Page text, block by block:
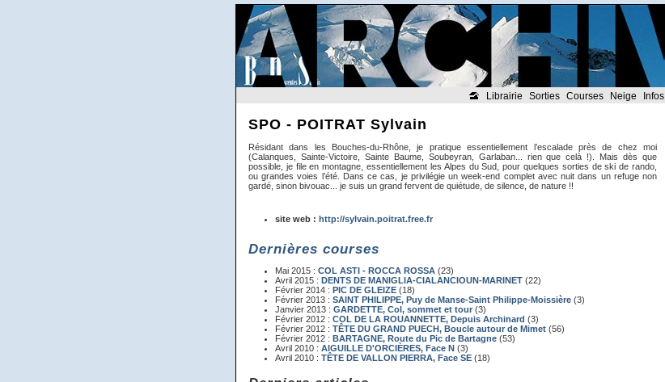
Librairie Sorties Courses Neige Infos
SPO - POITRAT Sylvain
Résidant dans les Bouches-du-Rhône, je pratique essentiellement l’escalade près de chez moi
(Calanques, Sainte-Victoire, Sainte Baume, Soubeyran, Garlaban... rien que celà !). Mais dès que
possible, je file en montagne, essentiellement les Alpes du Sud, pour quelques sorties de ski de rando,
ou grandes voies l’été. Dans ce cas, je privilégie un week-end complet avec nuit dans un refuge non
gardé, sinon bivouac... je suis un grand fervent de quiétude, de silence, de nature !!
site web : http://sylvain.poitrat.free.fr
Dernières courses
Mai 2015 : COL ASTI - ROCCA ROSSA (23)
Avril 2015 : DENTS DE MANIGLIA-CIALANCIOUN-MARINET (22)
Février 2014 : PIC DE GLEIZE (18)
Février 2013 : SAINT PHILIPPE, Puy de Manse-Saint Philippe-Moissière (3)
Janvier 2013 : GARDETTE, Col, sommet et tour (3)
Février 2012 : COL DE LA ROUANNETTE, Depuis Archinard (3)
Février 2012 : TÊTE DU GRAND PUECH, Boucle autour de Mimet (56)
Février 2012 : BARTAGNE, Route du Pic de Bartagne (53)
Avril 2010 : AIGUILLE D'ORCIÈRES, Face N (3)
Avril 2010 : TÊTE DE VALLON PIERRA, Face SE (18)